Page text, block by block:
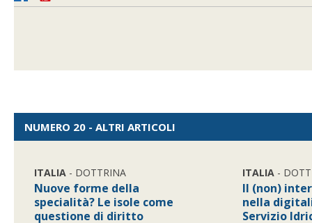
NUMERO 20 - ALTRI ARTICOLI
ITALIA - DOTTRINA
Nuove forme della
specialità? Le isole come
questione di diritto
ITALIA -
Il (non)
nella
Servizio